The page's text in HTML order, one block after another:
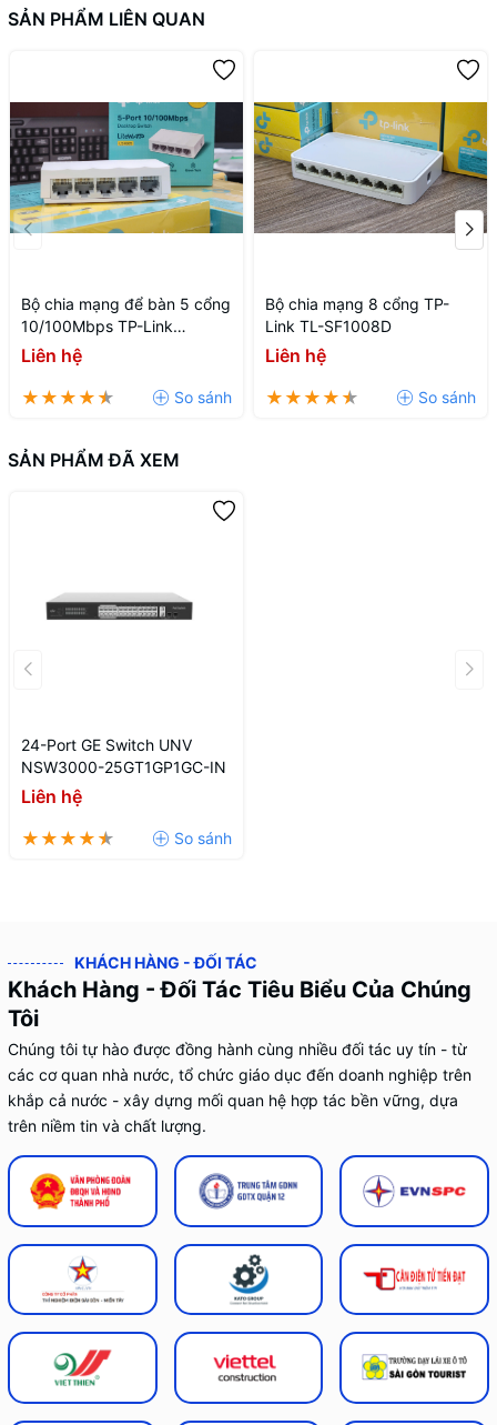
SẢN PHẨM LIÊN QUAN
Bộ chia mạng để bàn 5 cổng
10/100Mbps TP-Link
LiteWave LS1005
Liên hệ
Bộ chia mạng 8 cổng TP-
Link TL-SF1008D
Liên hệ
SẢN PHẨM ĐÃ XEM
24-Port GE Switch UNV
NSW3000-25GT1GP1GC-IN
Liên hệ
KHÁCH HÀNG - ĐỐI TÁC
Khách Hàng - Đối Tác Tiêu Biểu Của Chúng
Tôi
Chúng tôi tự hào được đồng hành cùng nhiều đối tác uy tín - từ
các cơ quan nhà nước, tổ chức giáo dục đến doanh nghiệp trên
khắp cả nước - xây dựng mối quan hệ hợp tác bền vững, dựa
trên niềm tin và chất lượng.